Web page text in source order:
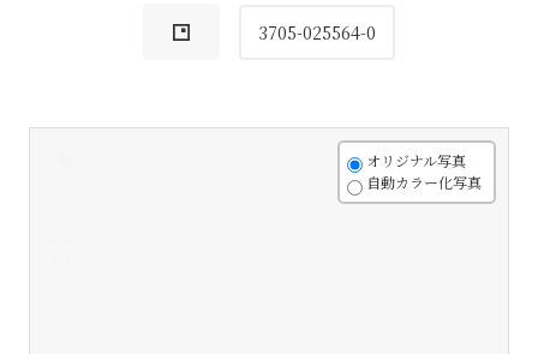
3705-025564-0
オリジナル写真
自動カラー化写真